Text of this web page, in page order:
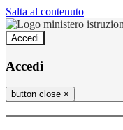
Salta al contenuto
Accedi
Accedi
button close ×